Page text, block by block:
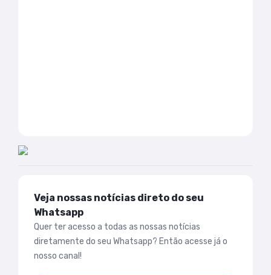
Veja nossas notícias direto do seu
Whatsapp
Quer ter acesso a todas as nossas notícias
diretamente do seu Whatsapp? Então acesse já o
nosso canal!